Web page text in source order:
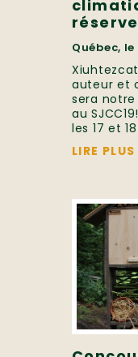
Québec,
auteur et
sera
au
les 17 et
LIRE PLUS